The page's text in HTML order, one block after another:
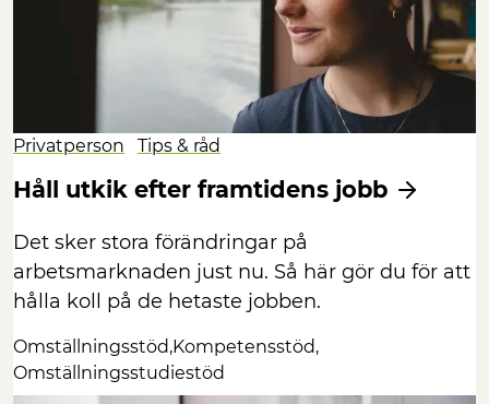
Privatperson Tips & råd
Håll utkik efter framtidens jobb
Det sker stora förändringar på
arbetsmarknaden just nu. Så här gör du för att
hålla koll på de hetaste jobben.
Omställningsstöd Kompetensstöd
Omställningsstudiestöd